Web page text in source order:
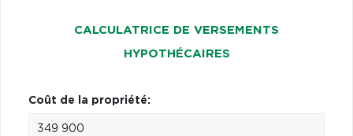
CALCULATRICE DE VERSEMENTS
HYPOTHÉCAIRES
Coût de la propriété: